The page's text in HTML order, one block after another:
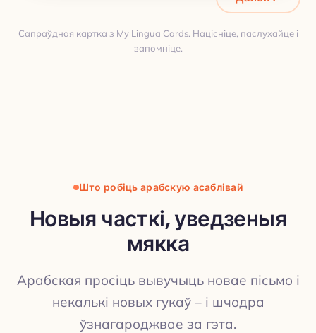
Сапраўдная картка з My Lingua Cards. Націсніце, паслухайце і
запомніце.
Што робіць арабскую асаблівай
Новыя часткі, уведзеныя
мякка
Арабская просіць вывучыць новае пісьмо і
некалькі новых гукаў – і шчодра
ўзнагароджвае за гэта.